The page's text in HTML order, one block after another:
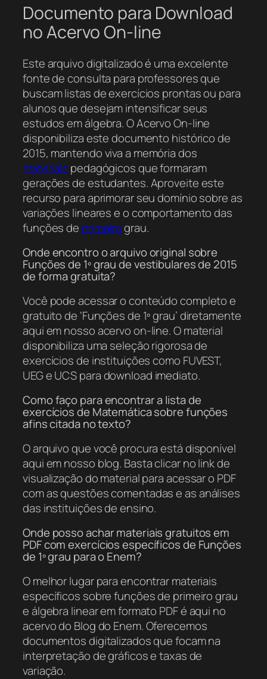
Documento para Download
no Acervo On-line
Este arquivo digitalizado é uma excelente
fonte de consulta para professores que
buscam listas de exercícios prontas ou para
alunos que desejam intensificar seus
estudos em álgebra. O Acervo On-line
disponibiliza este documento histórico de
2015, mantendo viva a memória dos
materiais pedagógicos que formaram
gerações de estudantes. Aproveite este
recurso para aprimorar seu domínio sobre as
variações lineares e o comportamento das
funções de primeirograu.
Onde encontro o arquivo original sobre
Funções de 1º grau de vestibulares de 2015
de forma gratuita?
Você pode acessar o conteúdo completo e
gratuito de ‘Funções de 1º grau’ diretamente
aqui em nosso acervo on-line. O material
disponibiliza uma seleção rigorosa de
exercícios de instituições como FUVEST,
UEG e UCS para download imediato.
Como faço para encontrar a lista de
exercícios de Matemática sobre funções
afins citada no texto?
O arquivo que você procura está disponível
aqui em nosso blog. Basta clicar no link de
visualização do material para acessar o PDF
com as questões comentadas e as análises
das instituições de ensino.
Onde posso achar materiais gratuitos em
PDF com exercícios específicos de Funções
de 1º grau para o Enem?
O melhor lugar para encontrar materiais
específicos sobre funções de primeiro grau
e álgebra linear em formato PDF é aqui no
acervo do Blog do Enem. Oferecemos
documentos digitalizados que focam na
interpretação de gráficos e taxas de
variação.